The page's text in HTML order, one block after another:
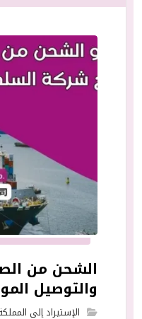
الشحن من
والتوصيل
الإستيراد إلى